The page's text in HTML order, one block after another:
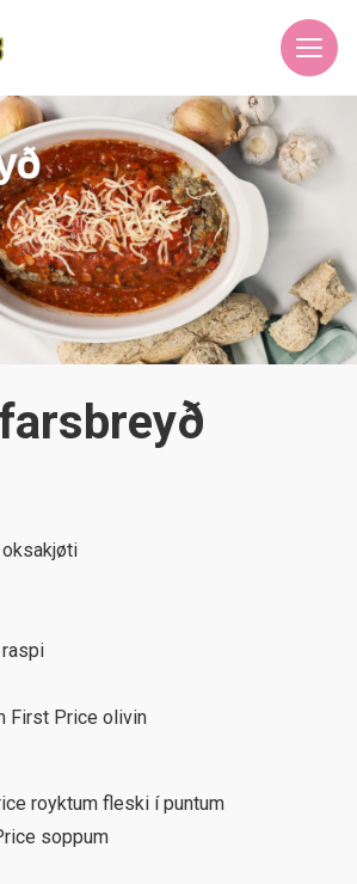
oksakjøti
First Price olivin
royktum fleski í puntum
soppum